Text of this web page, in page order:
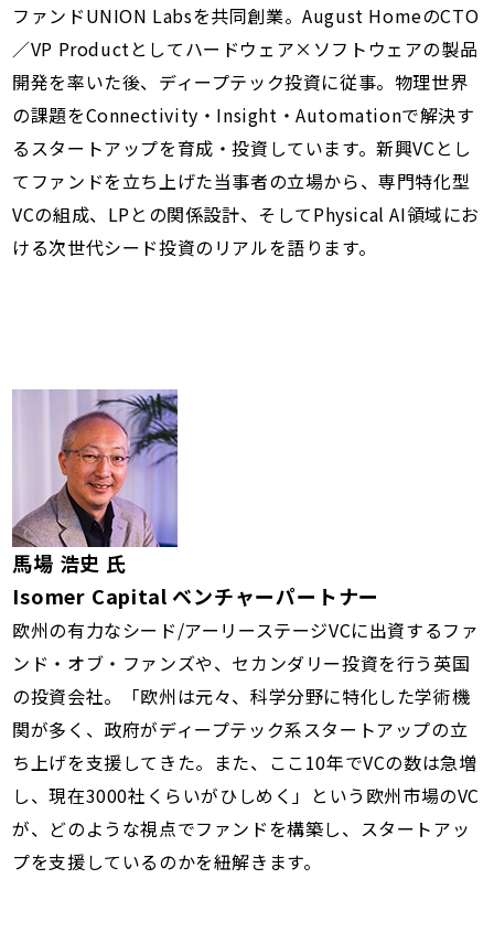
ファンドUNION Labsを共同創業。August HomeのCTO
／VP Productとしてハードウェア×ソフトウェアの製品
開発を率いた後、ディープテック投資に従事。物理世界
の課題をConnectivity・Insight・Automationで解決す
るスタートアップを育成・投資しています。新興VCとし
てファンドを立ち上げた当事者の立場から、専門特化型
VCの組成、LPとの関係設計、そしてPhysical AI領域にお
ける次世代シード投資のリアルを語ります。
馬場 浩史 氏
Isomer Capital ベンチャーパートナー
欧州の有力なシード/アーリーステージVCに出資するファ
ンド・オブ・ファンズや、セカンダリー投資を行う英国
の投資会社。「欧州は元々、科学分野に特化した学術機
関が多く、政府がディープテック系スタートアップの立
ち上げを支援してきた。また、ここ10年でVCの数は急増
し、現在3000社くらいがひしめく」という欧州市場のVC
が、どのような視点でファンドを構築し、スタートアッ
プを支援しているのかを紐解きます。